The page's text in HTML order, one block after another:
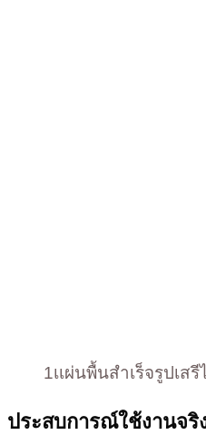
1เเผ่นพื้นสำเร็จรูปเสรี
ประสบการณ์ใช้งานจ